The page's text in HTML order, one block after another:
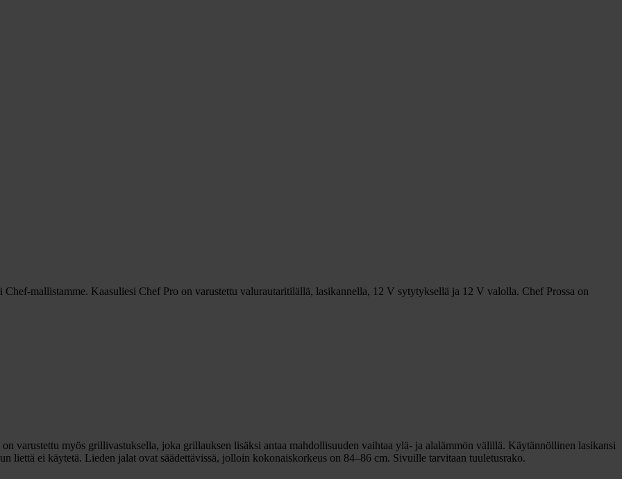
mallistamme. Kaasuliesi Chef Pro on varustettu valurautaritilällä, lasikannella, 12 V sytytyksellä ja 12 V valolla. Chef Prossa on
varustettu myös grillivastuksella, joka grillauksen lisäksi antaa mahdollisuuden vaihtaa ylä- ja alalämmön välillä. Käytännöllinen lasikansi
liettä ei käytetä. Lieden jalat ovat säädettävissä, jolloin kokonaiskorkeus on 84–86 cm. Sivuille tarvitaan tuuletusrako.